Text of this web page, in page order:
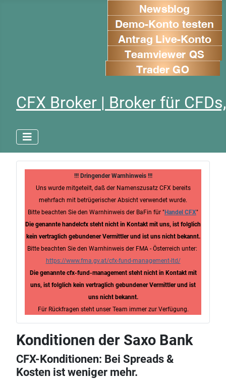
CFX Broker | Broker für
!!! Dringender Warnhinweis !!!
Uns wurde mitgeteilt, daß der Namenszusatz CFX bereits
mehrfach mit betrügerischer Absicht verwendet wurde.
Bitte beachten Sie den Warnhinweis der BaFin für "Handel CFX"
Die genannte handelcfx steht nicht in Kontakt mit uns, ist folglich
kein vertraglich gebundener Vermittler und ist uns nicht bekannt.
Bitte beachten Sie den Warnhinweis der FMA - Österreich unter:
https://www.fma.gv.at/cfx-fund-management-ltd/
Die genannte cfx-fund-management steht nicht in Kontakt mit
uns, ist folglich kein vertraglich gebundener Vermittler und ist
uns nicht bekannt.
Für Rückfragen steht unser Team immer zur Verfügung.
Konditionen der Saxo Bank
CFX-Konditionen: Bei Spreads &
Kosten ist weniger mehr.